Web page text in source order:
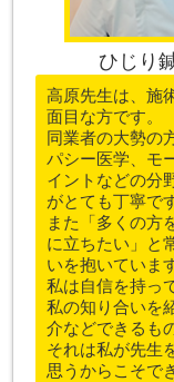
ひじり
高原先生は、施
面目な方です。
同業者の大勢の
パシー医学、モ
イントなどの分
がとても丁寧で
また「多くの方
に立ちたい」と
いを抱いていま
私は自信を持っ
私の知り合いを
介などできるも
それは私が先生
思うからこそで